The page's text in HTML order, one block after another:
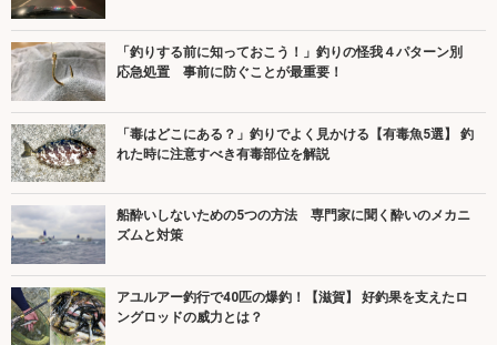
「釣りする前に知っておこう！」釣りの怪我４パターン別
応急処置 事前に防ぐことが最重要！
「毒はどこにある？」釣りでよく見かける【有毒魚5選】 釣
れた時に注意すべき有毒部位を解説
船酔いしないための5つの方法 専門家に聞く酔いのメカニ
ズムと対策
アユルアー釣行で40匹の爆釣！【滋賀】 好釣果を支えたロ
ングロッドの威力とは？